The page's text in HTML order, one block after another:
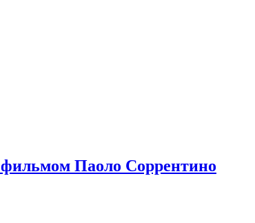
Паоло Соррентино